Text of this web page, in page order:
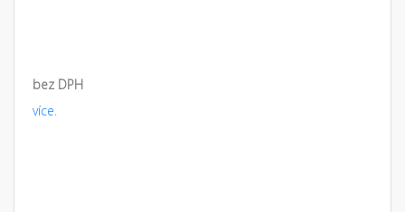
bez DPH
více.